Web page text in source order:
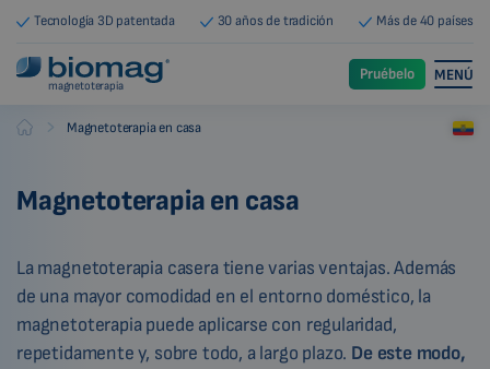
Tecnología 3D patentada 30 años de tradición Más de 40 países
magnetoterapia
Pruébelo MENÚ
Biomag Magnetoterapia en casa
Magnetoterapia en casa
La magnetoterapia casera tiene varias ventajas. Además
de una mayor comodidad en el entorno doméstico, la
magnetoterapia puede aplicarse con regularidad,
repetidamente y, sobre todo, a largo plazo. De este modo,